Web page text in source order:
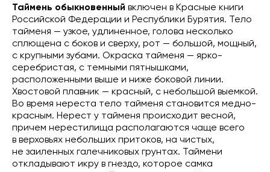
Таймень обыкновенный включен в Красные книги
Российской Федерации и Республики Бурятия. Тело
тайменя — узкое, удлиненное, голова несколько
сплющена с боков и сверху, рот — большой, мощный,
с крупными зубами. Окраска тайменя — ярко-
серебристая, с темными пятнышками,
расположенными выше и ниже боковой линии.
Хвостовой плавник — красный, с небольшой выемкой.
Во время нереста тело тайменя становится медно-
красным. Нерест у тайменя происходит весной,
причем нерестилища располагаются чаще всего
в верховьях небольших притоков, на чистых,
не заиленных галечниковых грунтах. Таймени
откладывают икру в гнездо, которое самка